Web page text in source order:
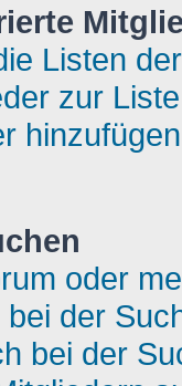
Listen
zur
oder
der
bei der